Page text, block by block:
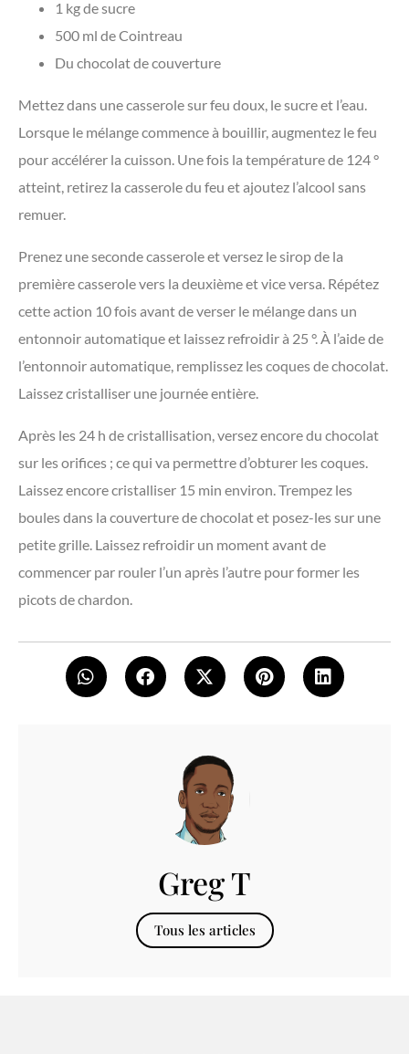
1 kg de sucre
500 ml de Cointreau
Du chocolat de couverture
Mettez dans une casserole sur feu doux, le sucre et l’eau.
Lorsque le mélange commence à bouillir, augmentez le feu
pour accélérer la cuisson. Une fois la température de 124 °
atteint, retirez la casserole du feu et ajoutez l’alcool sans
remuer.
Prenez une seconde casserole et versez le sirop de la
première casserole vers la deuxième et vice versa. Répétez
cette action 10 fois avant de verser le mélange dans un
entonnoir automatique et laissez refroidir à 25 °. À l’aide de
l’entonnoir automatique, remplissez les coques de chocolat.
Laissez cristalliser une journée entière.
Après les 24 h de cristallisation, versez encore du chocolat
sur les orifices ; ce qui va permettre d’obturer les coques.
Laissez encore cristalliser 15 min environ. Trempez les
boules dans la couverture de chocolat et posez-les sur une
petite grille. Laissez refroidir un moment avant de
commencer par rouler l’un après l’autre pour former les
picots de chardon.
Greg T
Tous les articles